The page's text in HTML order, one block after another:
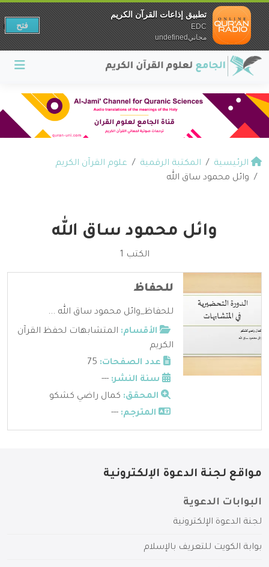
الرئيسية المكتبة الرقمية
علوم القرآن الكريم
وائل محمود ساق الله
وائل محمود ساق الله
الكتب 1
للحفاظ
للحفاظ_وائل محمود ساق الله ...
الأقسام: المتشابهات لحفظ القرآن
الكريم
عدد الصفحات:
سنة النشر: ---
المحقق: كمال راضي كشكو
المترجم: ---
مواقع لجنة الدعوة الإلكترونية
البوابات الدعوية
لجنة الدعوة الإلكترونية
بوابة الكويت للتعريف بالإسلام
تطبيق إذاعات القرآن الكريم
EDC
مجانيundefined
فتح